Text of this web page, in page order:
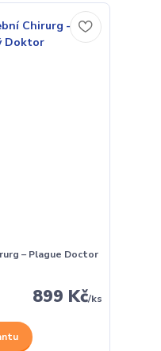
– Plague Doctor
899 Kč/ks